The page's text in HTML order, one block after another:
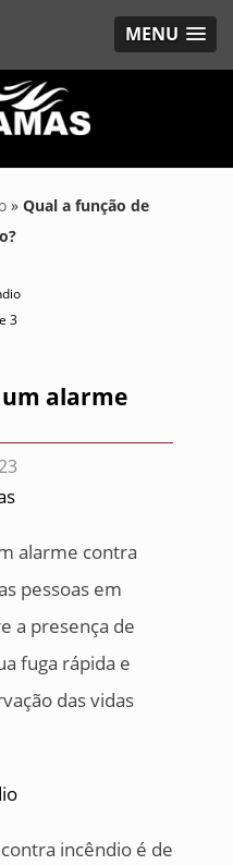
MENU
» Qual a função de
3
alarme
alarme contra
pessoas em
a presença de
fuga rápida e
das vidas
incêndio é de